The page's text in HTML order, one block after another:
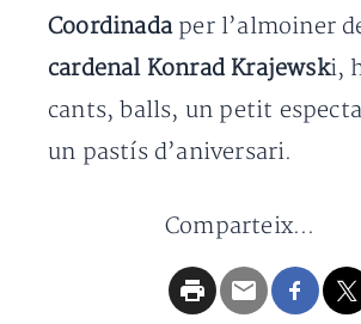
Coordinada per l’almoiner
cardenal Konrad Krajewski,
cants, balls, un petit
un pastís d’aniversari.
Comparteix...